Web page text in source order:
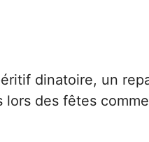
dinatoire, un
des fêtes